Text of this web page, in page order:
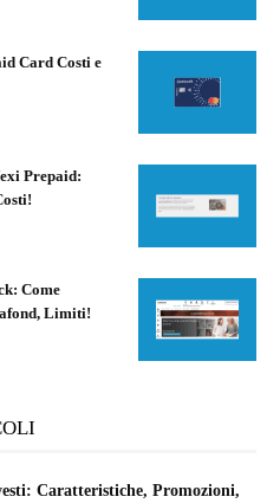
Card Costi e
Prepaid:
Come
Limiti!
Caratteristiche, Promozioni,